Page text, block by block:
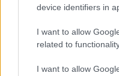
device identifiers in
I want to allow
related to
I want to allow
Con su fichaje, el Atlético
Puede desempeñarse en
campo, aunque todo
mediapunta o escorado a